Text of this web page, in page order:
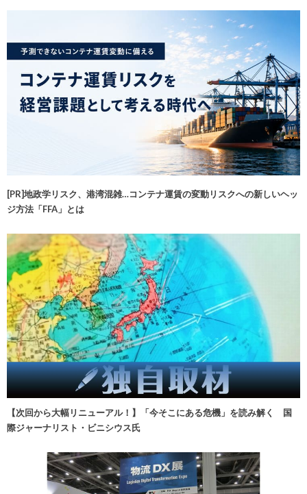
[PR]地政学リスク、港湾混雑…コンテナ運賃の変動リスクへの新しいヘッ
ジ方法「FFA」とは
【次回から大幅リニューアル！】「今そこにある危機」を読み解く 国
際ジャーナリスト・ビニシウス氏